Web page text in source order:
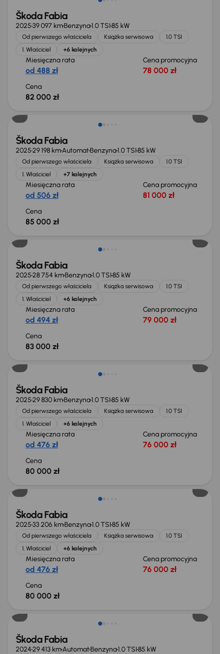
Škoda Fabia
202539 097 kmBenzyna1.0 TSI85 kW
Od pierwszego właściciela Książka serwisowa
1.0 TSI
1. Właściciel
+6 kolejnych
Miesięczna rata
od 488 zł
Cena promocyjna
78 000 zł
Cena
82 000 zł
Od nowego taniej o 10 800 zł
Škoda Fabia
202529 198 kmAutomatBenzyna1.0 TSI85 kW
Od pierwszego właściciela Książka serwisowa
1.0 TSI
1. Właściciel
+7 kolejnych
Miesięczna rata
od 506 zł
Cena promocyjna
81 000 zł
Cena
85 000 zł
Świeżo skupione
Škoda Fabia
202528 754 kmBenzyna1.0 TSI85 kW
Od pierwszego właściciela Książka serwisowa
1.0 TSI
1. Właściciel
+6 kolejnych
Miesięczna rata
od 494 zł
Cena promocyjna
79 000 zł
Cena
83 000 zł
Od nowego taniej o 13 600 zł
Škoda Fabia
202529 830 kmBenzyna1.0 TSI85 kW
Od pierwszego właściciela Książka serwisowa
1.0 TSI
1. Właściciel
+6 kolejnych
Miesięczna rata
od 476 zł
Cena promocyjna
76 000 zł
Cena
80 000 zł
Możliwość odliczenia VAT
Škoda Fabia
202533 206 kmBenzyna1.0 TSI85 kW
Od pierwszego właściciela Książka serwisowa
1.0 TSI
1. Właściciel
+6 kolejnych
Miesięczna rata
od 476 zł
Cena promocyjna
76 000 zł
Cena
80 000 zł
Od nowego taniej o 10 700 zł
Škoda Fabia
202429 413 kmAutomatBenzyna1.0 TSI85 kW